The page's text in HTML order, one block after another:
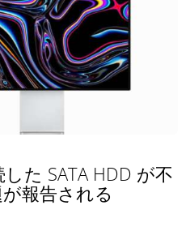
た SATA HDD が不
報告される